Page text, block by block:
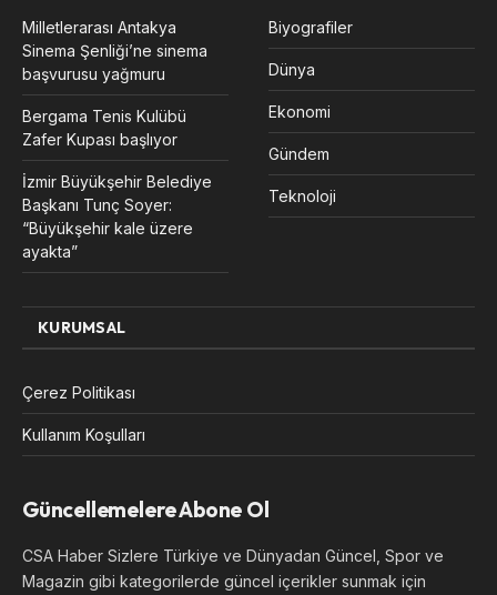
Milletlerarası Antakya
Sinema Şenliği’ne sinema
başvurusu yağmuru
Bergama Tenis Kulübü
Zafer Kupası başlıyor
İzmir Büyükşehir Belediye
Başkanı Tunç Soyer:
“Büyükşehir kale üzere
ayakta”
Biyografiler
Dünya
Ekonomi
Gündem
Teknoloji
KURUMSAL
Çerez Politikası
Kullanım Koşulları
Güncellemelere Abone Ol
CSA Haber Sizlere Türkiye ve Dünyadan Güncel, Spor ve
Magazin gibi kategorilerde güncel içerikler sunmak için